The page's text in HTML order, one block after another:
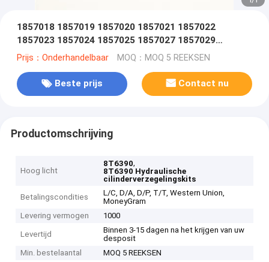
1857018 1857019 1857020 1857021 1857022
1857023 1857024 1857025 1857027 1857029
1857030 1857035 1857036 1857037 1857662
Prijs：Onderhandelbaar MOQ：MOQ 5 REEKSEN
Beste prijs Contact nu
Productomschrijving
Hoog licht
8T6390,
8T6390 Hydraulische
cilinderverzegelingskits
Betalingscondities
L/C, D/A, D/P, T/T, Western Union,
MoneyGram
Levering vermogen
1000
Levertijd
Binnen 3-15 dagen na het krijgen van uw
desposit
Min. bestelaantal
MOQ 5 REEKSEN